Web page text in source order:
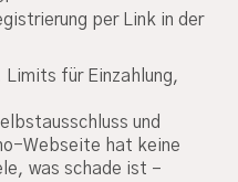
per Link in der
Limits für Einzahlung,
und
Webseite hat keine
was schade ist –